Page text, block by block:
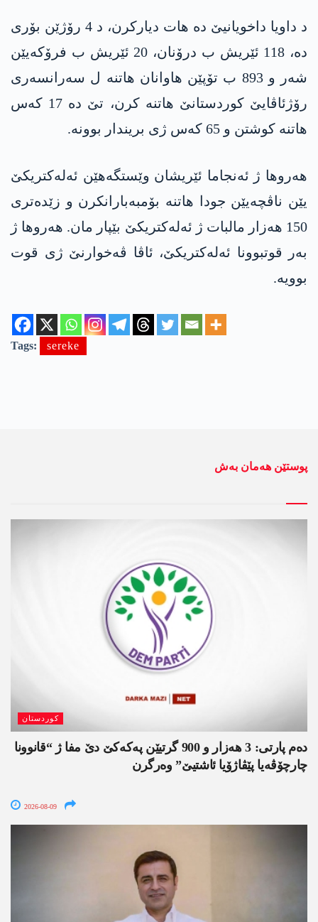
د داویا داخویانیێ دە ھات دیارکرن، د 4 رۆژێن بۆری
دە، 118 ئێریش ب درۆنان، 20 ئێریش ب فرۆکەیێن
شەر و 893 ب تۆپێن ھاوانان ھاتنە ل سەرانسەری
رۆژئاڤایێ کوردستانێ ھاتنە کرن، تێ دە 17 کەس
ھاتنە کوشتن و 65 کەس ژی بریندار بوونە.
ھەروھا ژ ئەنجاما ئێریشان وێستگەهێن ئەلەکتریکێ
یێن ناڤچەیێن جودا ھاتنە بۆمبەبارانکرن و زێدەتری
150 ھەزار مالبات ژ ئەلەکتریکێ بێپار مان. ھەروھا ژ
بەر قوتبوونا ئەلەکتریکێ، ئاڤا ڤەخوارنێ ژی قوت
بوویە.
Tags: sereke
پوستێن ھەمان بەش
کوردستان
دەم پارتی: 3 ھەزار و 900 گرتیێن پەکەکێ دێ مفا ژ “قانوونا
چارچۆڤەیا پێڤاژۆیا ئاشتیێ” وەرگرن
2026-08-09